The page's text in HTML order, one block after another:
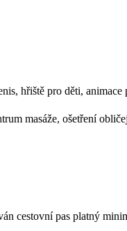
hřiště pro děti,
masáže, ošetření
cestovní pas platný